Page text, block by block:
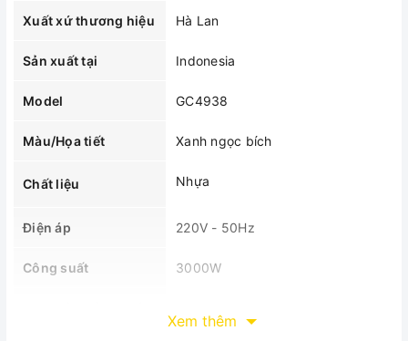
Xuất xứ thương hiệu Hà Lan
Sản xuất tại Indonesia
Model GC4938
Màu/Họa tiết Xanh ngọc bích
Chất liệu Nhựa
Điện áp 220V - 50Hz
Công suất 3000W
330ml
Xem thêm